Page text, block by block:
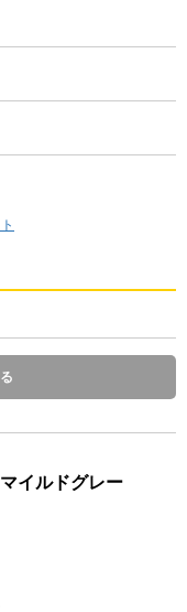
イルドグレー